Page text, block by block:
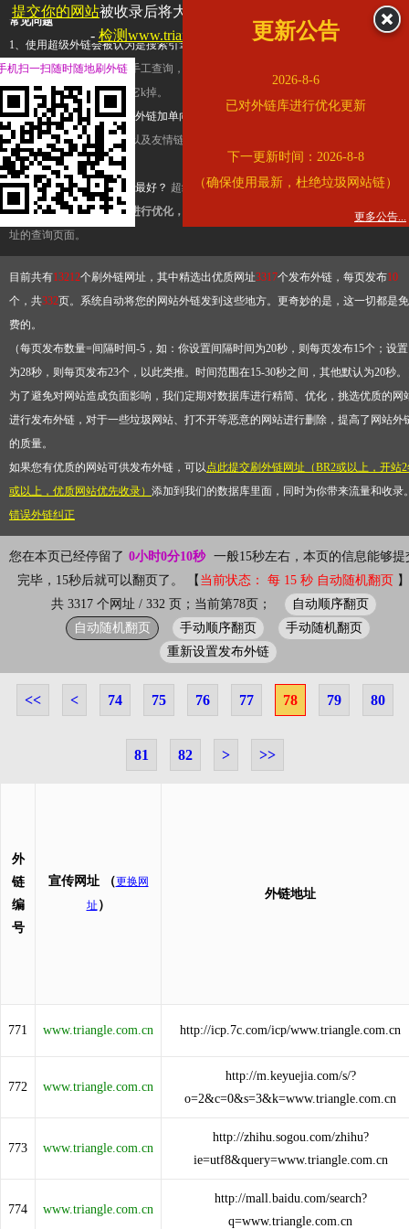
常见问题
1、使用超级外链会被认为是搜索引擎优化作弊吗？ 超级外链只是一个简便而集成
查询工具，模拟的是正常手工查询，不是作弊。如果是作弊，那您可以使用超级外
推广竞争对手的网址，让它k掉。
2、网站优化单纯依靠超级外链加单向链接可行吗？
链，需要结合普通的外链以及友情链接，您可以到站长论坛发布外链，到友情链接
台交换友情链接。
3、如何使用超级外链效果最好？ 超级外链不同于普通的外链，它是动态的链接，
有频繁使用超级外链工具进行优化，才能获得稳定的外链
，最终使搜索引擎收录带
址的查询页面。
目前共有13212个刷外链网址，其中精选出优质网址3317个发布外链，每页发布10
个，共332页。系统自动将您的网站外链发到这些地方。更奇妙的是，这一切都是免
费的。
（每页发布数量=间隔时间-5，如：你设置间隔时间为20秒，则每页发布15个；设置
为28秒，则每页发布23个，以此类推。时间范围在15-30秒之间，其他默认为20秒
为了避免对网站造成负面影响，我们定期对数据库进行精简、优化，挑选优质的网
进行发布外链，对于一些垃圾网站、打不开等恶意的网站进行删除，提高了网站外
的质量。
如果您有优质的网站可供发布外链，可以点此提交刷外链网址（BR2或以上，开站
或以上，优质网站优先收录） 添加到我们的数据库里面，同时为你带来流量和收录
错误外链纠正
您在本页已经停留了 0小时0分10秒 一般15秒左右，本页的信息能够提
完毕，15秒后就可以翻页了。 【 当前状态： 每 15 秒 自动随机翻页 】
共 3317 个网址 / 332 页；当前第78页；
自动顺序翻页
自动随机翻页
手动顺序翻页
手动随机翻页
重新设置发布外链
<< < 74 75 76 77 78 79 80
81 82 > >>
外
链
编
号
宣传网址 （更换网
址 ）
外链地址
771 www.triangle.com.cn http://icp.7c.com/icp/www.triangle.com.cn
772 www.triangle.com.cn
http://m.keyuejia.com/s/?
o=2&c=0&s=3&k=www.triangle.com.cn
773 www.triangle.com.cn
http://zhihu.sogou.com/zhihu?
ie=utf8&query=www.triangle.com.cn
774 www.triangle.com.cn
http://mall.baidu.com/search?
q=www.triangle.com.cn
提交你的网站被收录后将大幅提升流量和外链，
查看展示页面
- 检测www.triangle.com.cn是否收录
更新公告
2026-8-6
已对外链库进行优化更新
下一更新时间：2026-8-8
（确保使用最新，杜绝垃圾网站链）
更多公告...
机扫一扫随时随地刷外链